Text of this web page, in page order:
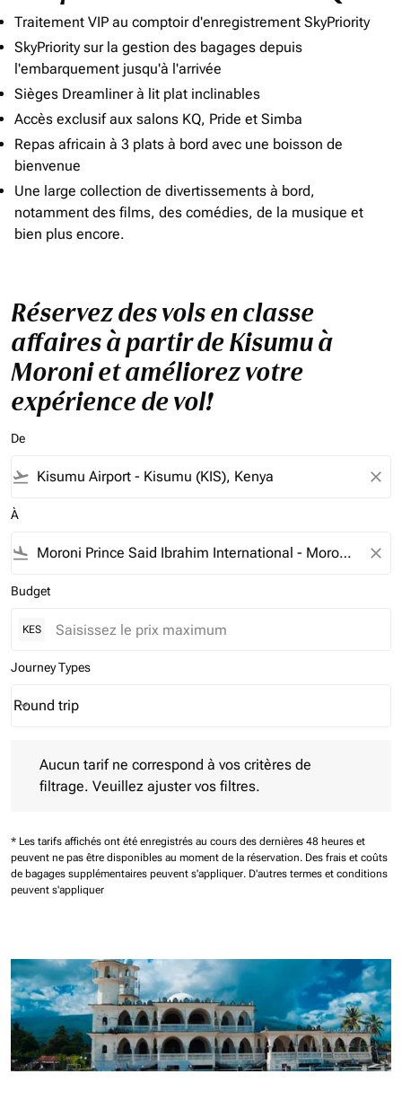
Traitement VIP au comptoir d'enregistrement SkyPriority
SkyPriority sur la gestion des bagages depuis
l'embarquement jusqu'à l'arrivée
Sièges Dreamliner à lit plat inclinables
Accès exclusif aux salons KQ, Pride et Simba
Repas africain à 3 plats à bord avec une boisson de
bienvenue
Une large collection de divertissements à bord,
notamment des films, des comédies, de la musique et
bien plus encore.
Réservez des vols en classe
affaires à partir de Kisumu à
Moroni et améliorez votre
expérience de vol!
De
flight_takeoff close
À
flight_land close
Budget
KES
Journey Types
Journey Types option Round trip Selected
Round trip
keyboard_arrow_down
Aucun tarif ne correspond à vos critères de
filtrage. Veuillez ajuster vos filtres.
* Les tarifs affichés ont été enregistrés au cours des dernières 48 heures et
peuvent ne pas être disponibles au moment de la réservation. Des frais et coûts
de bagages supplémentaires peuvent s'appliquer. D'autres termes et conditions
peuvent s'appliquer